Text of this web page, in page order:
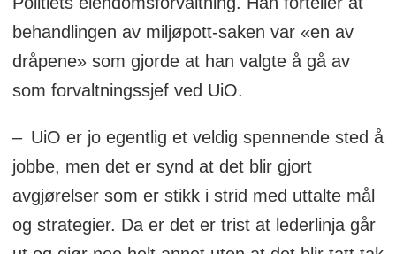
behandlingen av miljøpott-saken var «en av
dråpene» som gjorde at han valgte å gå av
som forvaltningssjef ved UiO.
– UiO er jo egentlig et veldig spennende sted å
jobbe, men det er synd at det blir gjort
avgjørelser som er stikk i strid med uttalte mål
og strategier. Da er det er trist at lederlinja går